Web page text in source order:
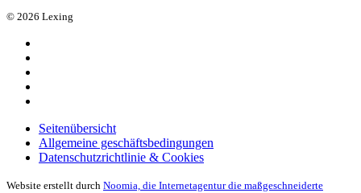
© 2026 Lexing
Seitenübersicht
Allgemeine geschäftsbedingungen
Datenschutzrichtlinie & Cookies
Website erstellt durch Noomia, die Internetagentur die maßgeschneiderte